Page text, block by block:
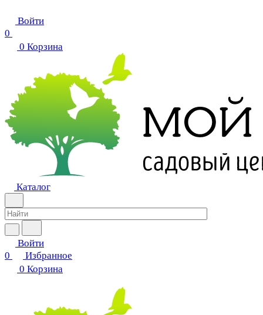
Войти
0
0 Корзина
Каталог
Войти
0
Избранное
0 Корзина